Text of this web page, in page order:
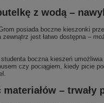
z wodą –
posiada boczne kieszonki
jest łatwo dostępna –
boczna kieszeń
czy pociągiem, kiedy picie
–